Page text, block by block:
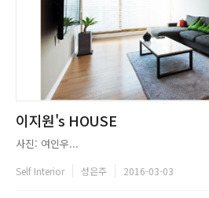
이지원's HOUSE
사진: 여인우...
Self Interior 성은주 2016-03-03